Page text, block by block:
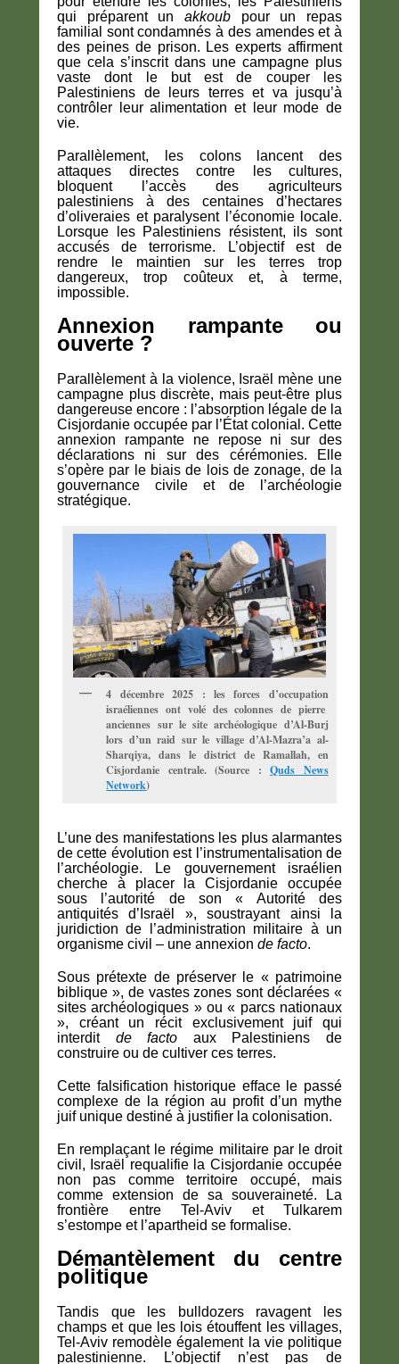
qui préparent un akkoub pour un repas
familial sont condamnés à des amendes et à
des peines de prison. Les experts affirment
que cela s’inscrit dans une campagne plus
vaste dont le but est de couper les
Palestiniens de leurs terres et va jusqu’à
contrôler leur alimentation et leur mode de
vie.
Parallèlement, les colons lancent des
attaques directes contre les cultures,
bloquent l’accès des agriculteurs
palestiniens à des centaines d’hectares
d’oliveraies et paralysent l’économie locale.
Lorsque les Palestiniens résistent, ils sont
accusés de terrorisme. L’objectif est de
rendre le maintien sur les terres trop
dangereux, trop coûteux et, à terme,
impossible.
Annexion rampante ou
ouverte ?
Parallèlement à la violence, Israël mène une
campagne plus discrète, mais peut-être plus
dangereuse encore : l’absorption légale de la
Cisjordanie occupée par l’État colonial. Cette
annexion rampante ne repose ni sur des
déclarations ni sur des cérémonies. Elle
s’opère par le biais de lois de zonage, de la
gouvernance civile et de l’archéologie
stratégique.
4 décembre 2025 : les forces d’occupation
israéliennes ont volé des colonnes de pierre
anciennes sur le site archéologique d’Al-Burj
lors d’un raid sur le village d’Al-Mazra’a al-
Sharqiya, dans le district de Ramallah, en
Cisjordanie centrale. (Source :Quds News
Network)
L’une des manifestations les plus alarmantes
de cette évolution est l’instrumentalisation de
l’archéologie. Le gouvernement israélien
cherche à placer la Cisjordanie occupée
sous l’autorité de son « Autorité des
antiquités d’Israël », soustrayant ainsi la
juridiction de l’administration militaire à un
organisme civil – une annexion de facto.
Sous prétexte de préserver le « patrimoine
biblique », de vastes zones sont déclarées «
sites archéologiques » ou « parcs nationaux
», créant un récit exclusivement juif qui
interdit de facto aux Palestiniens de
construire ou de cultiver ces terres.
Cette falsification historique efface le passé
complexe de la région au profit d’un mythe
juif unique destiné à justifier la colonisation.
En remplaçant le régime militaire par le droit
civil, Israël requalifie la Cisjordanie occupée
non pas comme territoire occupé, mais
comme extension de sa souveraineté. La
frontière entre Tel-Aviv et Tulkarem
s’estompe et l’apartheid se formalise.
Démantèlement du centre
politique
Tandis que les bulldozers ravagent les
champs et que les lois étouffent les villages,
Tel-Aviv remodèle également la vie politique
palestinienne. L’objectif n’est pas de